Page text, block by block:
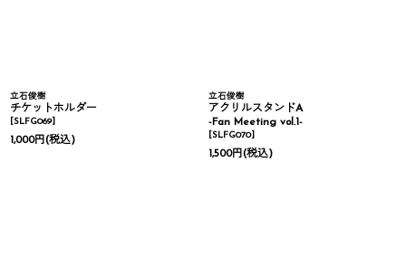
立石俊樹
チケットホルダー
[SLFG069]
1,000円(税込)
立石俊樹
アクリルスタンドA
-Fan Meeting vol.1-
[SLFG070]
1,500円(税込)